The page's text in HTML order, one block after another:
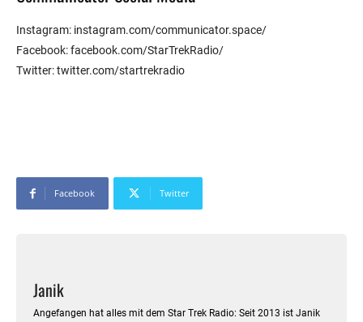
Instagram: instagram.com/communicator.space/
Facebook: facebook.com/StarTrekRadio/
Twitter: twitter.com/startrekradio
Facebook Twitter
Janik
Angefangen hat alles mit dem Star Trek Radio: Seit 2013 ist Janik